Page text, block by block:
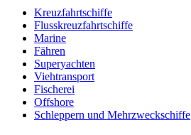
Kreuzfahrtschiffe
Flusskreuzfahrtschiffe
Marine
Fähren
Superyachten
Viehtransport
Fischerei
Offshore
Schleppern und Mehrzweckschiffe